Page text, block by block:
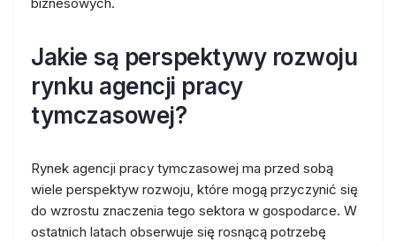
Jakie są perspektywy rozwoju
rynku agencji pracy
tymczasowej?
Rynek agencji pracy tymczasowej ma przed sobą
wiele perspektyw rozwoju, które mogą przyczynić się
do wzrostu znaczenia tego sektora w gospodarce. W
ostatnich latach obserwuje się rosnącą potrzebę